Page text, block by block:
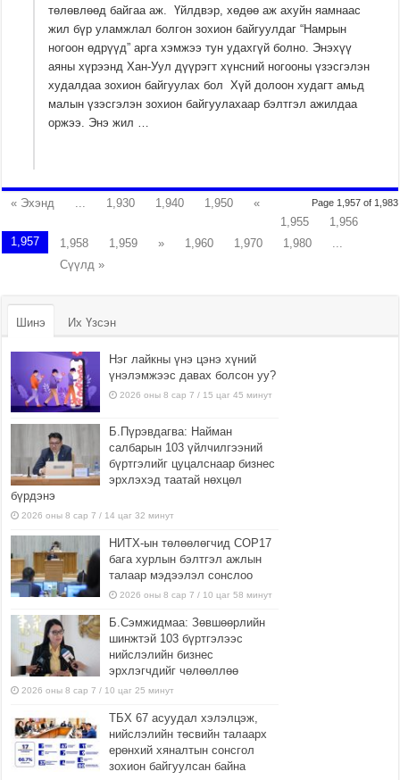
төлөвлөөд байгаа аж. Үйлдвэр, хөдөө аж ахуйн яамнаас
жил бүр уламжлал болгон зохион байгуулдаг “Намрын
ногоон өдрүүд” арга хэмжээ тун удахгүй болно. Энэхүү
аяны хүрээнд Хан-Уул дүүрэгт хүнсний ногооны үзэсгэлэн
худалдаа зохион байгуулах бол Хүй долоон худагт амьд
малын үзэсгэлэн зохион байгуулахаар бэлтгэл ажилдаа
оржээ. Энэ жил …
Page 1,957 of 1,983
« Эхэнд ... 1,930 1,940 1,950
«
1,955
1,956
1,957
1,958 1,959 » 1,960 1,970 1,980
...
Сүүлд »
Шинэ Их Үзсэн
Нэг лайкны үнэ цэнэ хүний
үнэлэмжээс давах болсон уу?
2026 оны 8 сар 7 / 15 цаг 45 минут
Б.Пүрэвдагва: Найман
салбарын 103 үйлчилгээний
бүртгэлийг цуцалснаар бизнес
эрхлэхэд таатай нөхцөл
бүрдэнэ
2026 оны 8 сар 7 / 14 цаг 32 минут
НИТХ-ын төлөөлөгчид COP17
бага хурлын бэлтгэл ажлын
талаар мэдээлэл сонслоо
2026 оны 8 сар 7 / 10 цаг 58 минут
Б.Сэмжидмаа: Зөвшөөрлийн
шинжтэй 103 бүртгэлээс
нийслэлийн бизнес
эрхлэгчдийг чөлөөллөө
2026 оны 8 сар 7 / 10 цаг 25 минут
ТБХ 67 асуудал хэлэлцэж,
нийслэлийн төсвийн талаарх
ерөнхий хяналтын сонсгол
зохион байгуулсан байна